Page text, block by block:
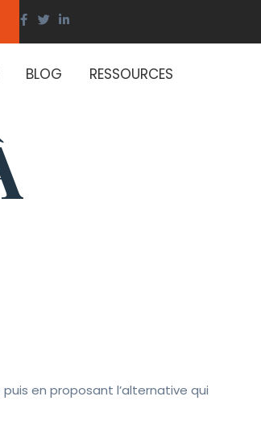
BLOG RESSOURCES
en proposant l’alternative qui